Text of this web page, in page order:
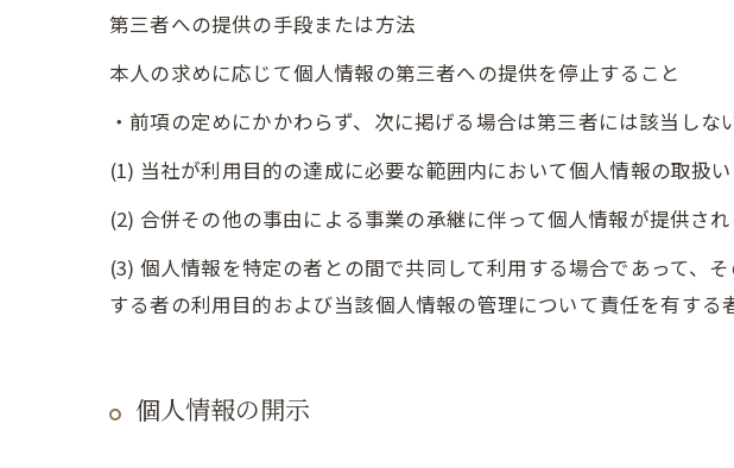
第三者への提供の手段または方法
本人の求めに応じて個人情報の第三者への提供を停止すること
・前項の定めにかかわらず、次に掲げる場合は第三者には該当しな
(1) 当社が利用目的の達成に必要な範囲内において個人情報の取扱
(2) 合併その他の事由による事業の承継に伴って個人情報が提供さ
(3) 個人情報を特定の者との間で共同して利用する場合であって、
する者の利用目的および当該個人情報の管理について責任を有する
個人情報の開示